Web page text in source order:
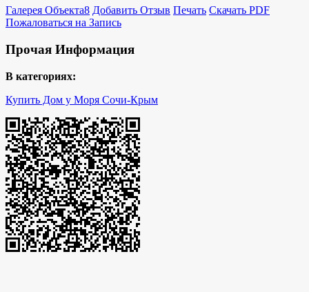
Галерея Объекта8 Добавить Отзыв Печать Скачать PDF
Пожаловаться на Запись
Прочая Информация
В категориях:
Купить Дом у Моря Сочи-Крым